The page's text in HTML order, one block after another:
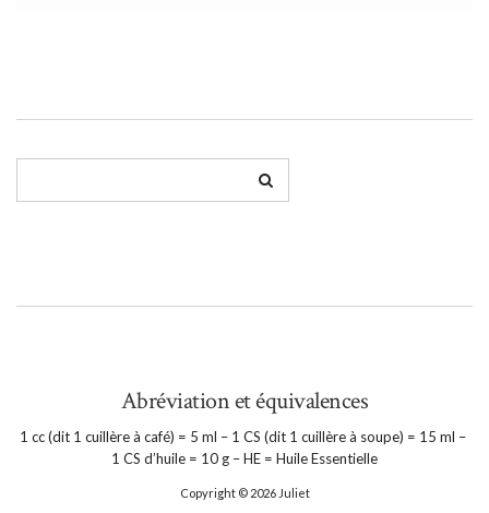
Abréviation et équivalences
1 cc (dit 1 cuillère à café) = 5 ml – 1 CS (dit 1 cuillère à soupe) = 15 ml –
1 CS d’huile = 10 g – HE = Huile Essentielle
Copyright © 2026 Juliet